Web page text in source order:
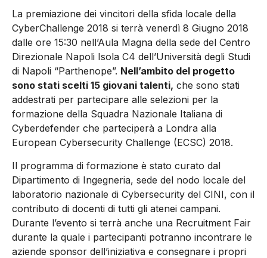
La premiazione dei vincitori della sfida locale della
CyberChallenge 2018 si terrà venerdì 8 Giugno 2018
dalle ore 15:30 nell’Aula Magna della sede del Centro
Direzionale Napoli Isola C4 dell’Università degli Studi
di Napoli “Parthenope”. Nell’ambito del progetto
sono stati scelti 15 giovani talenti, che sono stati
addestrati per partecipare alle selezioni per la
formazione della Squadra Nazionale Italiana di
Cyberdefender che parteciperà a Londra alla
European Cybersecurity Challenge (ECSC) 2018.
Il programma di formazione è stato curato dal
Dipartimento di Ingegneria, sede del nodo locale del
laboratorio nazionale di Cybersecurity del CINI, con il
contributo di docenti di tutti gli atenei campani.
Durante l’evento si terrà anche una Recruitment Fair
durante la quale i partecipanti potranno incontrare le
aziende sponsor dell’iniziativa e consegnare i propri